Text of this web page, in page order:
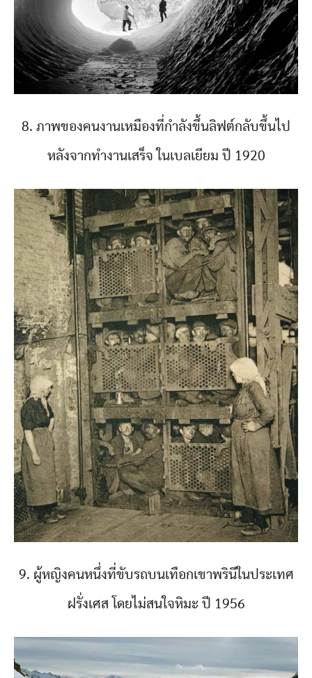
8. ภาพของคนงานเหมืองที่กำลังขึ้นลิฟต์กลับขึ้นไป
หลังจากทำงานเสร็จ ในเบลเยียม ปี 1920
9. ผู้หญิงคนหนึ่งที่ขับรถบนเทือกเขาพรินีในประเทศ
ฝรั่งเศส โดยไม่สนใจหิมะ ปี 1956